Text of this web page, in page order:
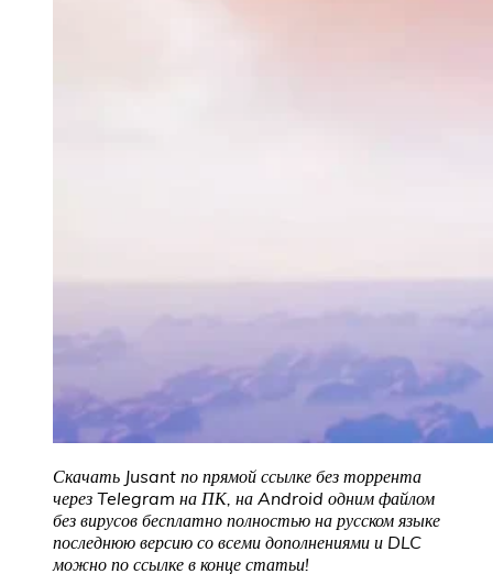
Скачать Jusant по прямой ссылке без торрента
через Telegram на ПК, на Android одним файлом
без вирусов бесплатно полностью на русском языке
последнюю версию со всеми дополнениями и DLC
можно по ссылке в конце статьи!